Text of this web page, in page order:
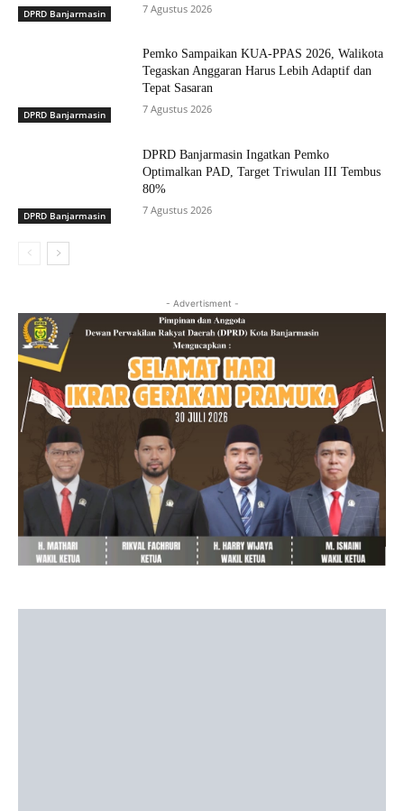
DPRD Banjarmasin
7 Agustus 2026
DPRD Banjarmasin
Pemko Sampaikan KUA-PPAS 2026, Walikota
Tegaskan Anggaran Harus Lebih Adaptif dan
Tepat Sasaran
7 Agustus 2026
DPRD Banjarmasin
DPRD Banjarmasin Ingatkan Pemko
Optimalkan PAD, Target Triwulan III Tembus
80%
7 Agustus 2026
- Advertisment -